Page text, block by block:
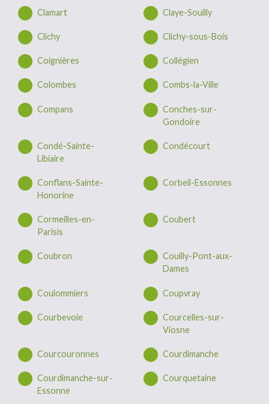
Clamart Claye-Souilly
Clichy Clichy-sous-Bois
Coignières Collégien
Colombes Combs-la-Ville
Compans
Conches-sur-
Gondoire
Condé-Sainte-
Libiaire
Condécourt
Conflans-Sainte-
Honorine
Corbeil-Essonnes
Cormeilles-en-
Parisis
Coubert
Coubron
Couilly-Pont-aux-
Dames
Coulommiers Coupvray
Courbevoie
Courcelles-sur-
Viosne
Courcouronnes Courdimanche
Courdimanche-sur-
Essonne
Courquetaine